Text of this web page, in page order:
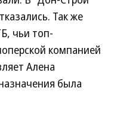
Так же
чьи топ-
компанией
Алена
была